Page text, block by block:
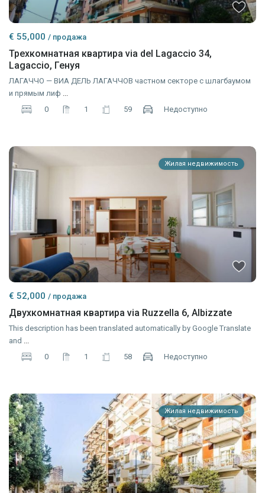
€ 55,000/ продажа
Трехкомнатная квартира via del Lagaccio 34,
Lagaccio, Генуя
ЛАГАЧЧО — ВИА ДЕЛЬ ЛАГАЧЧОВ частном секторе с шлагбаумом
и прямым лиф ...
0
1 59 Недоступно
Жилая недвижимость
€ 52,000/ продажа
Двухкомнатная квартира via Ruzzella 6, Albizzate
This description has been translated automatically by Google Translate
and ...
0
1 58 Недоступно
Жилая недвижимость